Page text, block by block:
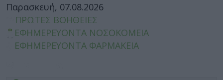
Παρασκευή, 07.08.2026
ΠΡΩΤΕΣ ΒΟΗΘΕΙΕΣ
ΕΦΗΜΕΡΕΥΟΝΤΑ ΝΟΣΟΚΟΜΕΙΑ
ΕΦΗΜΕΡΕΥΟΝΤΑ ΦΑΡΜΑΚΕΙΑ